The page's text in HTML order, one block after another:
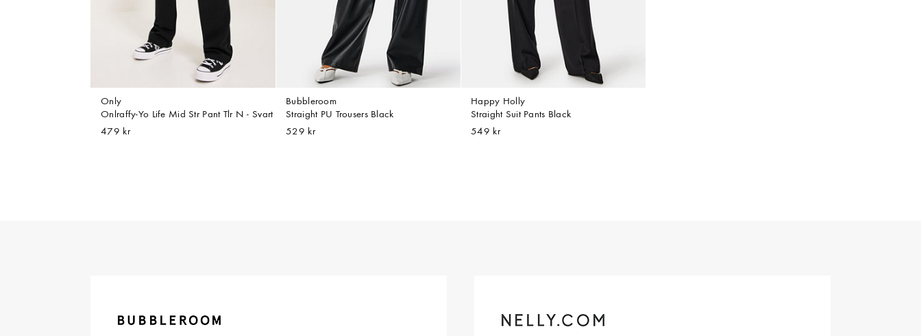
Only
Onlraffy-Yo Life Mid Str Pant Tlr N - Svart
479 kr
Bubbleroom
Straight PU Trousers Black
529 kr
Happy Holly
Straight Suit Pants Black
549 kr